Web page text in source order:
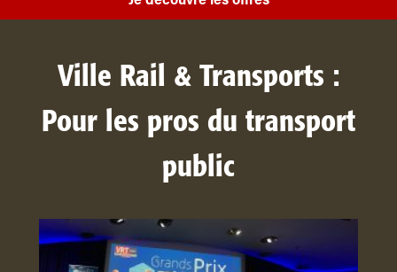
Ville Rail & Transports :
Pour les pros du transport
public